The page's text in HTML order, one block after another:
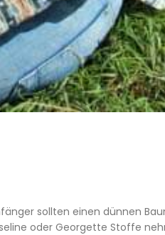
sollten einen dünnen
oder Georgette Stoffe